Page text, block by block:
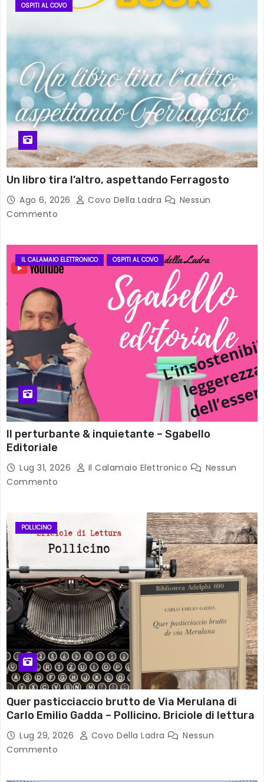
OSPITI AL COVO
Un libro tira l’altro, aspettando Ferragosto
Ago 6, 2026 Covo Della Ladra
Nessun
Commento
IL CALAMAIO ELETTRONICO OSPITI AL COVO
Il perturbante & inquietante – Sgabello
Editoriale
Lug 31, 2026 Il Calamaio Elettronico
Nessun
Commento
POLLICINO
Quer pasticciaccio brutto de Via Merulana di
Carlo Emilio Gadda – Pollicino. Briciole di lettura
Lug 29, 2026 Covo Della Ladra
Nessun
Commento